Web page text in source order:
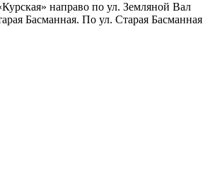
направо по ул. Земляной Вал
Басманная. По ул. Старая Басманная